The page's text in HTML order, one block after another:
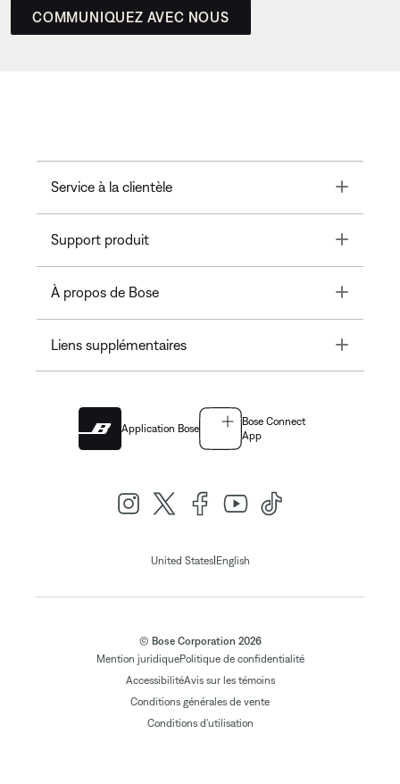
COMMUNIQUEZ AVEC NOUS
Service à la clientèle Toggle
Support produit Toggle
À propos de Bose Toggle
Liens supplémentaires Toggle
Application Bose
Bose Connect
App
United States| English
© Bose Corporation 2026
Mention juridiquePolitique de confidentialité
AccessibilitéAvis sur les témoins
Conditions générales de vente
Conditions d'utilisation